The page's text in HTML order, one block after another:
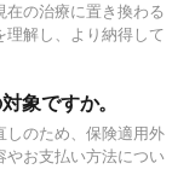
在の治療に置き換わる
理解し、より納得して
象ですか。
しのため、保険適用外
お支払い方法につい